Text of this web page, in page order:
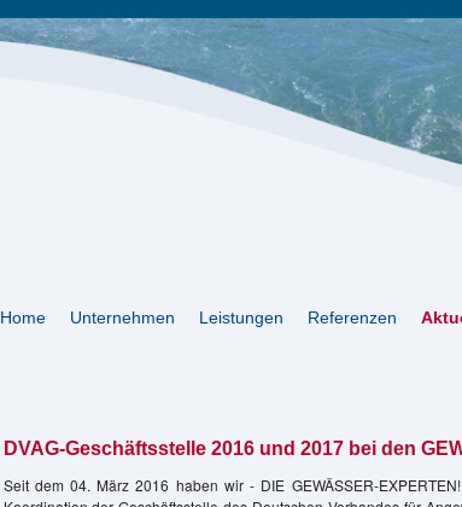
Navigation
Home Unternehmen Leistungen Referenzen
DVAG-Geschäftsstelle 2016 und 2017 bei den
Seit dem 04. März 2016 haben wir - DIE GEWÄSSER-